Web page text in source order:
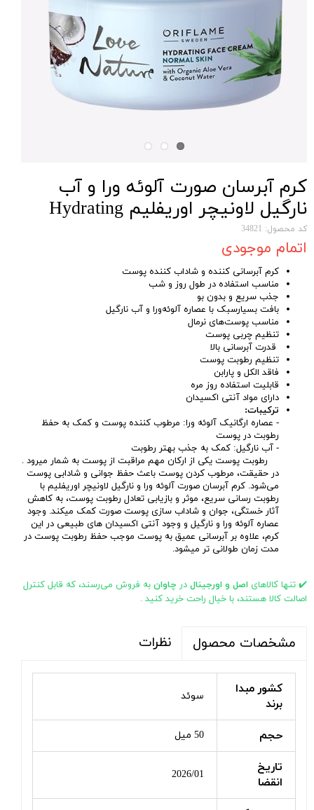
کرم آبرسان صورت آلوئه ورا و آب
نارگیل لاونیچر اوریفلیم Hydrating
Face Cream with Organic Aloe Vera
& Coconut Oriflame
کد محصول: 34821
اتمام موجودی
کرم آبرسانی کننده و شاداب کننده پوست
مناسب استفاده در طول روز و شب
جذب سریع و بدون بو
بافت بسیارسبک با عصاره آلوئه‌ورا و آب نارگیل
مناسب پوست‌های نرمال
تنظیم چربی پوست
قدرت آبرسانی بالا
تنظیم رطوبت پوست
فاقد الکل و پارابن
قابلیت استفاده روز مره
دارای مواد آنتی اکسیدان
ترکیبات:
- عصاره ارگانیک آلوئه ورا: مرطوب کننده پوست و کمک به حفظ
رطوبت در پوست
- آب نارگیل: کمک به جذب بهتر رطوبت
رطوبت پوست یکی از ارکان مهم مراقبت از پوست به شمار میرود .
در حقیقت، مرطوب کردن پوست باعث حفظ جوانی و شادابی پوست
می‌شود. کرم آبرسان صورت آلوئه ورا و نارگیل لاونیچر اوریفلیم با
رطوبت رسانی سریع، موثر و بازیابی تعادل رطوبت پوست، به کاهش
آثار خستگی، جوان و شاداب سازی پوست صورت کمک میکند. وجود
عصاره آلوئه ورا و نارگیل و وجود آنتی اکسیدان های طبیعی در این
کرم، علاوه بر آبرسانی عمیق به پوست موجب حفظ رطوبت پوست در
مدت زمان طولانی تر میشود.
✔️ تنها کالاهای اصل و اورجینال در چاوان به فروش می‌رسند، که قابل کنترل
اصالت کالا هستند، با خیال راحت خرید کنید .
مشخصات محصول نظرات
کشور مبدا
برند
سوئد
حجم 50 میل
تاریخ
انقضا
2026/01